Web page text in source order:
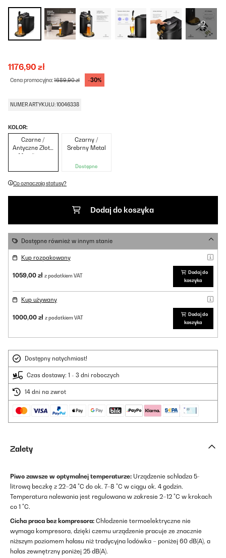
+2
1176,90 zł
Cena promocyjna:1689,90 zł -30%
NUMER ARTYKUŁU: 10046338
KOLOR:
Czarne /
Antyczne Złoto
Metaliczne
Czarny /
Srebrny Metal
Dostępne
Co oznaczają statusy?
Dodaj do koszyka
Dostępne również w innym stanie
Kup rozpakowany
1059,00 zł z podatkiem VAT
Dodaj do
koszyka
Kup używany
1000,00 zł z podatkiem VAT
Dodaj do
koszyka
Dostępny natychmiast!
Czas dostawy: 1 - 3 dni roboczych
14 dni na zwrot
Zalety
Piwo zawsze w optymalnej temperaturze: Urządzenie schładza 5-
litrową beczkę z 22–24 °C do ok. 7–8 °C w ciągu ok. 4 godzin.
Temperatura nalewania jest regulowana w zakresie 2–12 °C w krokach
co 1 °C.
Cicha praca bez kompresora: Chłodzenie termoelektryczne nie
wymaga kompresora, dzięki czemu urządzenie pracuje ze znacznie
niższym poziomem hałasu niż tradycyjna lodówka – poniżej 60 dB(A), a
hałas zewnętrzny poniżej 25 dB(A).